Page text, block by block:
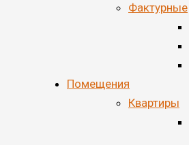
Фактурные
Помещения
Квартиры